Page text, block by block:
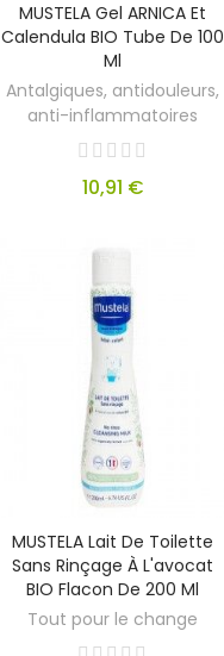
MUSTELA Gel ARNICA Et
Calendula BIO Tube De 100
Ml
Antalgiques, antidouleurs,
anti-inflammatoires
10,91 €
MUSTELA Lait De Toilette
Sans Rinçage À L'avocat
BIO Flacon De 200 Ml
Tout pour le change